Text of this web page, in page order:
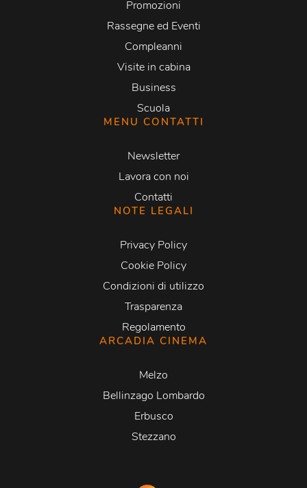
Promozioni
Rassegne ed Eventi
Compleanni
Visite in cabina
Business
Scuola
MENU CONTATTI
Newsletter
Lavora con noi
Contatti
NOTE LEGALI
Privacy Policy
Cookie Policy
Condizioni di utilizzo
Trasparenza
Regolamento
ARCADIA CINEMA
Melzo
Bellinzago Lombardo
Erbusco
Stezzano